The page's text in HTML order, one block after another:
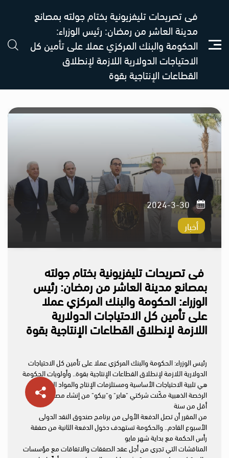
فى تصريحات تليفزيونية بختام جولته بمصانع
مدينة العاشر من رمضان: رئيس الوزراء:
الحكومة والبنك المركزي عملا على تأمين كل
الاحتياجات الدولارية اللازمة لإنطلاق
القطاعات الإنتاجية بقوة
أخبار
30-3-2024
فى تصريحات تليفزيونية بختام جولته
بمصانع مدينة العاشر من رمضان: رئيس
الوزراء: الحكومة والبنك المركزي عملا
على تأمين كل الاحتياجات الدولارية
اللازمة لإنطلاق القطاعات الإنتاجية بقوة
رئيس الوزراء: الحكومة والبنك المركزي عملا على تأمين كل الاحتياجات
الدولارية اللازمة لإنطلاق القطاعات الإنتاجية بقوة.. وأولويات الحكومة
هي تلبية الاحتياجات الأساسية ومستلزمات الإنتاج والمواد الخام
الرخصة الذهبية مكّنت شركتي "هاير" و"بيكو" من إنشاء مصانعهما في
أقل من سنة
من المقرر أن تصل الدفعة الأولى من برنامج صندوق النقد الدولى
الأسبوع القادم.. والحكومة تستهدف دخول الدفعة الثانية من صفقة
رأس الحكمة مع بداية شهر مايو
المناقشات التي تجري من أجل عقد الصفقات والاتفاقات مع مؤسسات